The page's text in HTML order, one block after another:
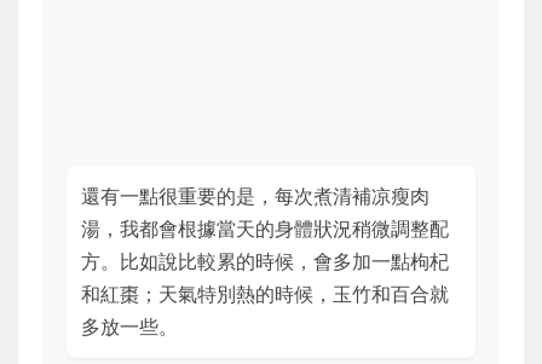
還有一點很重要的是，每次煮清補凉瘦肉
湯，我都會根據當天的身體狀況稍微調整配
方。比如說比較累的時候，會多加一點枸杞
和紅棗；天氣特別熱的時候，玉竹和百合就
多放一些。